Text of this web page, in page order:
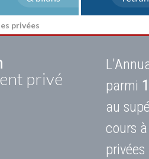
privées
privé
parmi
au
cours